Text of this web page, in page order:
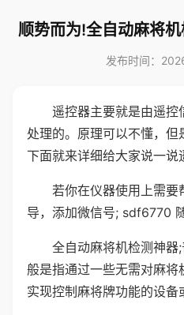
顺势而为!全自动麻将
发布时间：
遥控器主要就是由遥控
处理的。原理可以不懂，但
下面就来详细给大家说一说
若你在仪器使用上需要
导，添加微信号; sdf6770
全自动麻将机检测神器
般是指通过一些无需对麻
实现控制麻将牌功能的设备